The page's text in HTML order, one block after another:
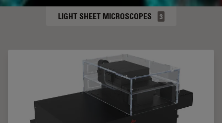
LIGHT SHEET MICROSCOPES 3